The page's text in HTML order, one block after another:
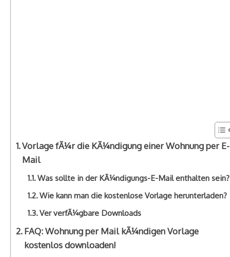
Vorlage fÃ¼r die KÃ¼ndigung einer Wohnung per E-
Mail
Was sollte in der KÃ¼ndigungs-E-Mail enthalten sein?
Wie kann man die kostenlose Vorlage herunterladen?
Ver verfÃ¼gbare Downloads
FAQ: Wohnung per Mail kÃ¼ndigen Vorlage
kostenlos downloaden!